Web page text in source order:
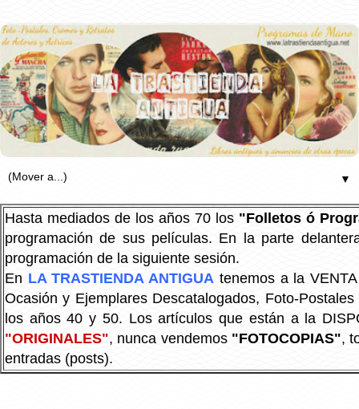
▼
Hasta mediados de los años 70 los "Folletos ó
programación de sus películas. En la parte
programación de la siguiente sesión.
En LA TRASTIENDA ANTIGUA tenemos a la
Ocasión y Ejemplares Descatalogados, Foto-
los años 40 y 50. Los artículos que están a la
"ORIGINALES", nunca vendemos "FOTOCOPIAS",
entradas (posts).